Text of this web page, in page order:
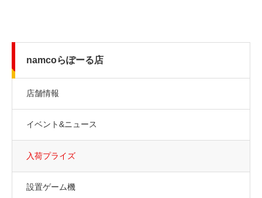
namcoらぽーる店
店舗情報
イベント&ニュース
入荷プライズ
設置ゲーム機